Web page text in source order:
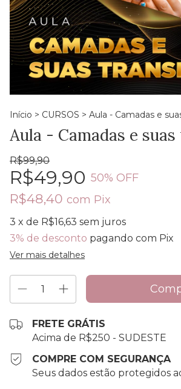
Início > CURSOS > Aula - Camadas e
Aula - Camadas e
R$99,90
R$49,90 50% OFF
R$48,40 com Pix
3 x de R$16,63 sem juros
3% de desconto pagando com Pix
Ver mais detalhes
FRETE GRÁTIS
Acima de R$250 - SUDESTE
COMPRE COM SEGURANÇA
Seus dados estão protegidos